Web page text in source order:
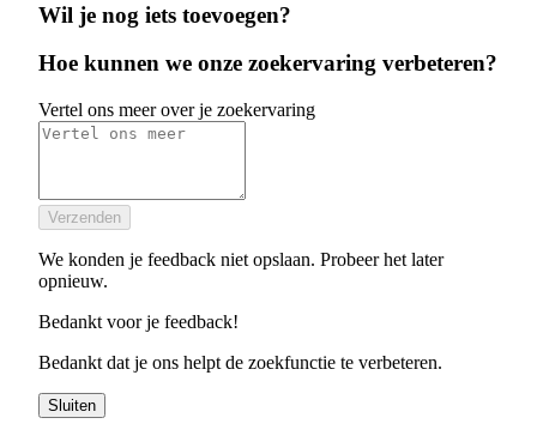
Wil je nog iets toevoegen?
Hoe kunnen we onze zoekervaring verbeteren?
Vertel ons meer over je zoekervaring
Verzenden
We konden je feedback niet opslaan. Probeer het later
opnieuw.
Bedankt voor je feedback!
Bedankt dat je ons helpt de zoekfunctie te verbeteren.
Sluiten